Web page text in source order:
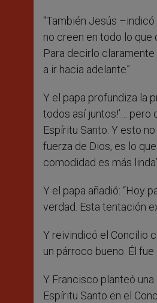
“También Jesús
no creen en todo lo que
Para decirlo claramente
a ir hacia adelante”.
Y el papa profundiza la
todos así juntos!’… pero
Espíritu Santo. Y esto
fuerza de Dios, es lo
comodidad es más
Y el papa añadió: “Hoy
verdad. Esta tentación
Y reivindicó el Concilio
un párroco bueno. Él
Y Francisco planteó
Espíritu Santo en el